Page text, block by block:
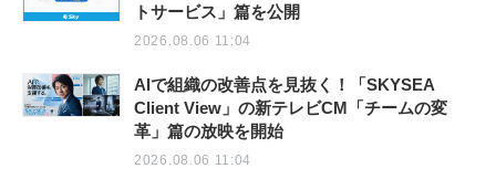
トサービス」篇を公開
2026.08.06 11:04
AIで組織の改善点を見抜く！「SKYSEA
Client View」の新テレビCM「チームの変
革」篇の放映を開始
2026.08.06 11:04